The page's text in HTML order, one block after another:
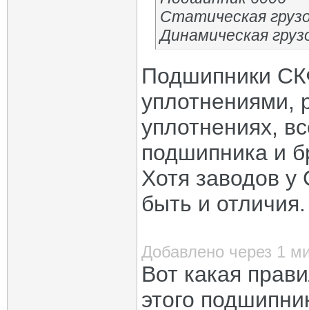
Статическая
Динамическая
Подшипники
уплотнениями,
уплотнениях,
подшипника и
Хотя заводов
быть и отличия.
Добавлено через 1
Вот какая
этого